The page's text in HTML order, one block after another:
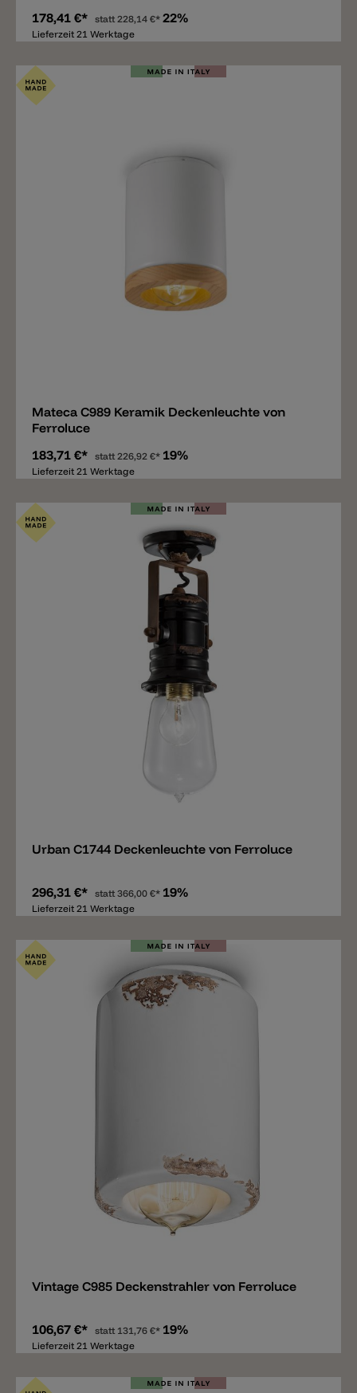
178,41 €* statt228,14 €* 22%
Lieferzeit 21 Werktage
Mateca C989 Keramik Deckenleuchte von
Ferroluce
183,71 €* statt226,92 €* 19%
Lieferzeit 21 Werktage
Urban C1744 Deckenleuchte von Ferroluce
296,31 €* statt366,00 €* 19%
Lieferzeit 21 Werktage
Vintage C985 Deckenstrahler von Ferroluce
106,67 €* statt 131,76 €* 19%
Lieferzeit 21 Werktage